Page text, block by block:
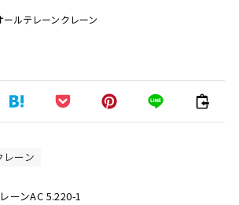
ールテレーンクレーン
レーン
ーンAC 5.220-1